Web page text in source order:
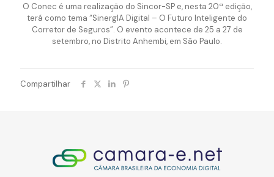
O Conec é uma realização do Sincor-SP e, nesta 20ª edição,
terá como tema “SinergIA Digital – O Futuro Inteligente do
Corretor de Seguros”. O evento acontece de 25 a 27 de
setembro, no Distrito Anhembi, em São Paulo.
Compartilhar